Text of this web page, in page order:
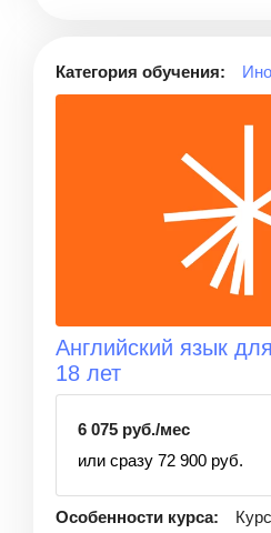
Категория обучения:
Английский язык
18 лет
6 075 руб./мес
или сразу 72 900 руб.
Особенности курса: